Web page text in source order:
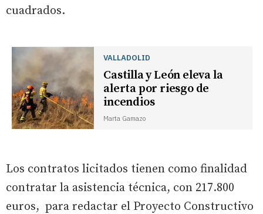
cuadrados.
VALLADOLID
Castilla y León eleva la
alerta por riesgo de
incendios
Marta Gamazo
Los contratos licitados tienen como finalidad
contratar la asistencia técnica, con 217.800
euros, para redactar el Proyecto Constructivo